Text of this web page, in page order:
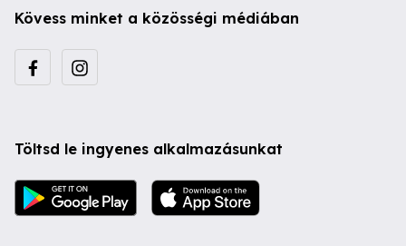
Kövess minket a közösségi médiában
Töltsd le ingyenes alkalmazásunkat